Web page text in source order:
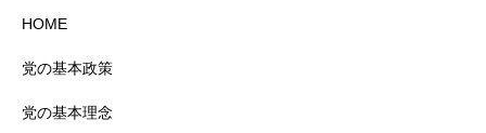
HOME
党の基本政策
党の基本理念